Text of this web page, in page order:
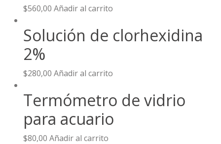
$560,00 Añadir al carrito
Solución de clorhexidina
2%
$280,00 Añadir al carrito
Termómetro de vidrio
para acuario
$80,00 Añadir al carrito